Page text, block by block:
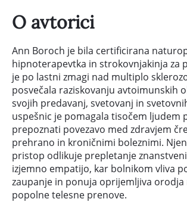
O avtorici
Ann Boroch je bila certificirana
hipnoterapevtka in strokovnjakinja za
je po lastni zmagi nad multiplo
posvečala raziskovanju avtoimunskih
svojih predavanj, svetovanj in
uspešnic je pomagala tisočem ljudem
prepoznati povezavo med zdravjem
prehrano in kroničnimi boleznimi.
pristop odlikuje prepletanje
izjemno empatijo, kar bolnikom vliva
zaupanje in ponuja oprijemljiva orodja
popolne telesne prenove.